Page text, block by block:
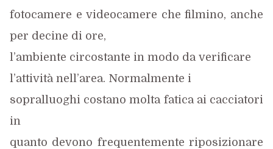
fotocamere e videocamere che filmino, anche
per decine di ore,
l’ambiente circostante in modo da verificare
l’attività nell’area. Normalmente i
sopralluoghi costano molta fatica ai cacciatori
in
quanto devono frequentemente riposizionare